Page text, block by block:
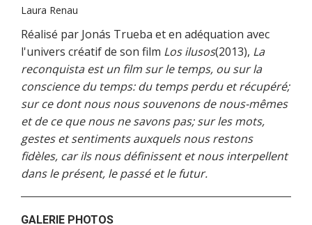
Laura Renau
Réalisé par Jonás Trueba et en adéquation avec
l'univers créatif de son film Los ilusos(2013), La
reconquista est un film sur le temps, ou sur la
conscience du temps: du temps perdu et récupéré;
sur ce dont nous nous souvenons de nous-mêmes
et de ce que nous ne savons pas; sur les mots,
gestes et sentiments auxquels nous restons
fidèles, car ils nous définissent et nous interpellent
dans le présent, le passé et le futur.
GALERIE PHOTOS